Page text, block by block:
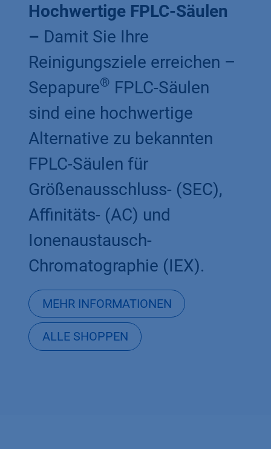
Hochwertige FPLC-Säulen
– Damit Sie Ihre
Reinigungsziele erreichen –
Sepapure® FPLC-Säulen
sind eine hochwertige
Alternative zu bekannten
FPLC-Säulen für
Größenausschluss- (SEC),
Affinitäts- (AC) und
Ionenaustausch-
Chromatographie (IEX).
MEHR INFORMATIONEN
ALLE SHOPPEN